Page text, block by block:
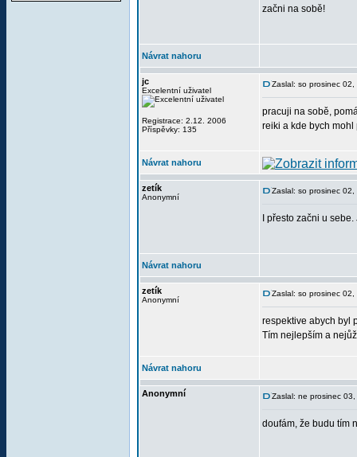
začni na sobě!
Návrat nahoru
jc
Excelentní uživatel
Registrace: 2.12. 2006
Příspěvky: 135
Zaslal: so prosinec
pracuji na sobě,
reiki a kde bych
Návrat nahoru
zetík
Anonymní
Zaslal: so prosinec
I přesto začni u
Návrat nahoru
zetík
Anonymní
Zaslal: so prosinec
respektive abych byl
Tím nejlepším a
Návrat nahoru
Anonymní Zaslal: ne prosinec
doufám, že budu tím